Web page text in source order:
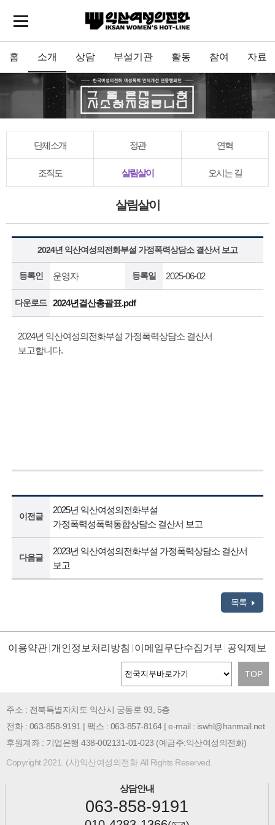
홈 소개 상담 부설기관 활동 참여 자료
단체소개 정관 연혁
조직도 살림살이 오시는 길
살림살이
2024년 익산여성의전화부설 가정폭력상담소 결산서 보고
등록인 운영자 등록일 2025-06-02
다운로드 2024년결산총괄표.pdf
2024년 익산여성의전화부설 가정폭력상담소 결산서
보고합니다.
이전글
2025년 익산여성의전화부설
가정폭력성폭력통합상담소 결산서 보고
다음글
2023년 익산여성의전화부설 가정폭력상담소 결산서
보고
목록
이용약관 개인정보처리방침 이메일무단수집거부 공익제보
TOP
주소 : 전북특별자치도 익산시 궁동로 93, 5층
전화 : 063-858-9191 | 팩스 : 063-857-8164 | e-mail : iswhl@hanmail.net
후원계좌 : 기업은행 438-002131-01-023 (예금주:익산여성의전화)
Copyright 2021. (사)익산여성의전화 All Rights Reserved.
상담안내
063-858-9191